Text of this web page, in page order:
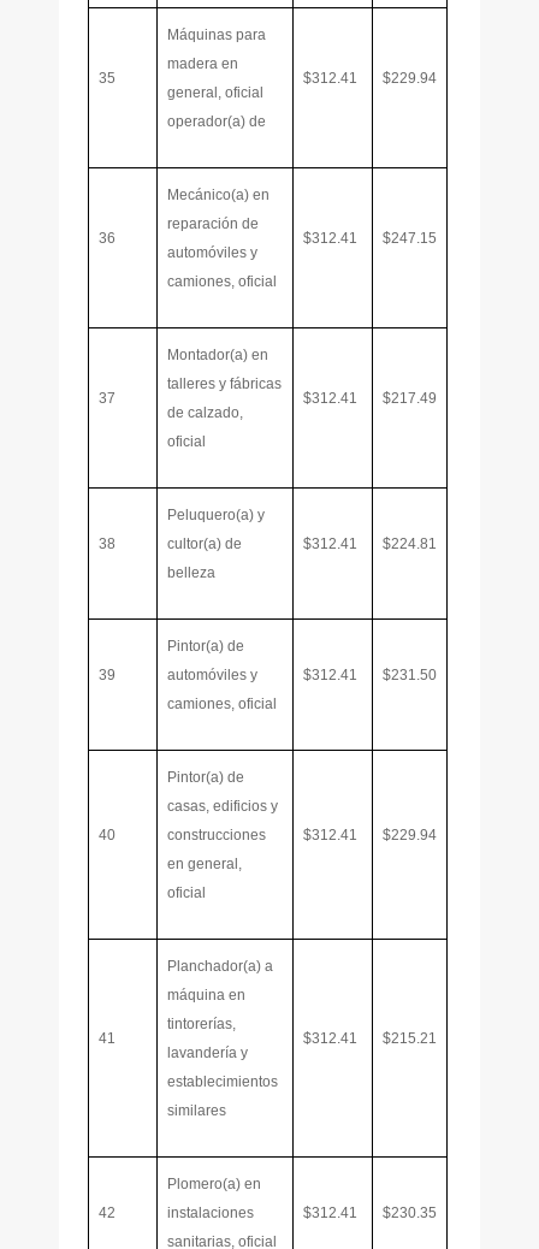
35
Máquinas para
madera en
general, oficial
operador(a) de
$312.41 $229.94
36
Mecánico(a) en
reparación de
automóviles y
camiones, oficial
$312.41 $247.15
37
Montador(a) en
talleres y fábricas
de calzado,
oficial
$312.41 $217.49
38
Peluquero(a) y
cultor(a) de
belleza
$312.41 $224.81
39
Pintor(a) de
automóviles y
camiones, oficial
$312.41 $231.50
40
Pintor(a) de
casas, edificios y
construcciones
en general,
oficial
$312.41 $229.94
41
Planchador(a) a
máquina en
tintorerías,
lavandería y
establecimientos
similares
$312.41 $215.21
42
Plomero(a) en
instalaciones
sanitarias, oficial
$312.41 $230.35